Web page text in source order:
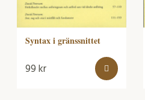
Syntax i gränssnittet
99kr